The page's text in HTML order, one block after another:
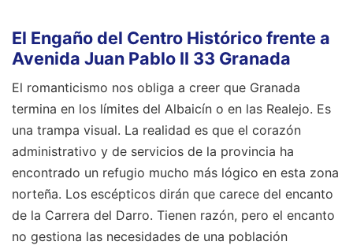
El Engaño del Centro Histórico frente a
Avenida Juan Pablo II 33 Granada
El romanticismo nos obliga a creer que Granada
termina en los límites del Albaicín o en las Realejo. Es
una trampa visual. La realidad es que el corazón
administrativo y de servicios de la provincia ha
encontrado un refugio mucho más lógico en esta zona
norteña. Los escépticos dirán que carece del encanto
de la Carrera del Darro. Tienen razón, pero el encanto
no gestiona las necesidades de una población